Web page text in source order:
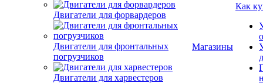
Двигатели для форвардеров
Двигатели для фронтальных
погрузчиков
Двигатели для харвестеров